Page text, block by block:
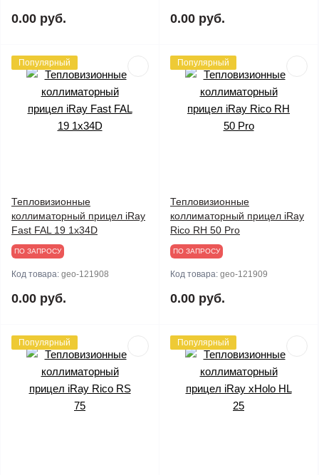
0.00 руб. 0.00 руб.
Популярный
Тепловизионные
коллиматорный прицел iRay
Fast FAL 19 1x34D
ПО ЗАПРОСУ
Код товара: geo-121908
0.00 руб.
Популярный
Тепловизионные
коллиматорный прицел iRay
Rico RH 50 Pro
ПО ЗАПРОСУ
Код товара: geo-121909
0.00 руб.
Популярный Популярный